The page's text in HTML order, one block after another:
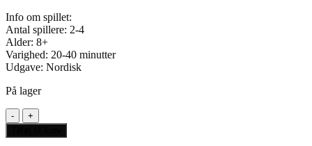
Info om spillet:
Antal spillere: 2-4
Alder: 8+
Varighed: 20-40 minutter
Udgave: Nordisk
På lager
Copenhagen
Dansk
antal